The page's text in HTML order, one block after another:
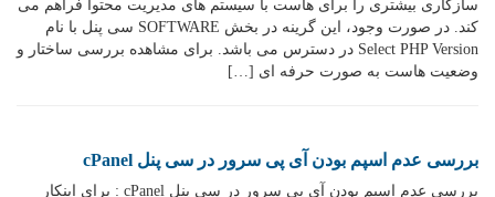
سازگاری بیشتری را برای هاست با سیستم های مدیریت محتوا فراهم می
کند. در صورت وجود، این گرینه در بخش SOFTWARE سی پنل با نام
Select PHP Version در دسترس می باشد. برای مشاهده بررسی ساختار و
وضعیت هاست به صورت حرفه ای […]
بررسی عدم اسپم بودن آی پی سرور در سی پنل cPanel
بررسی عدم اسپم بودن آی پی سرور در سی پنل cPanel : برای اینکار